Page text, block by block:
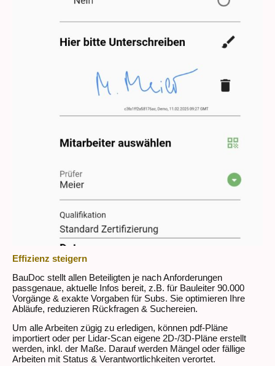
Effizienz steigern
BauDoc stellt allen Beteiligten je nach Anforderungen
passgenaue, aktuelle Infos bereit, z.B. für Bauleiter 90.000
Vorgänge & exakte Vorgaben für Subs. Sie optimieren Ihre
Abläufe, reduzieren Rückfragen & Suchereien.
Um alle Arbeiten zügig zu erledigen, können pdf-Pläne
importiert oder per Lidar-Scan eigene 2D-/3D-Pläne erstellt
werden, inkl. der Maße. Darauf werden Mängel oder fällige
Arbeiten mit Status & Verantwortlichkeiten verortet.